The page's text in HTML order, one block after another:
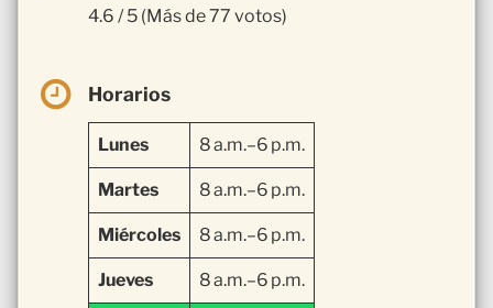
4.6 / 5 (Más de 77 votos)
Horarios
Lunes 8 a.m.–6 p.m.
Martes 8 a.m.–6 p.m.
Miércoles 8 a.m.–6 p.m.
Jueves 8 a.m.–6 p.m.